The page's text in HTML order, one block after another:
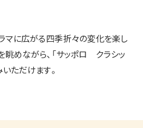
マに広がる四季折々の変化を楽し
眺めながら、「サッポロ クラシッ
ただけます。